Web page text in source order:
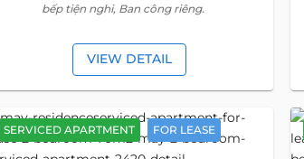
bếp tiện nghi, Ban công riêng.
VIEW DETAIL
SERVICED APARTMENT FOR LEASE